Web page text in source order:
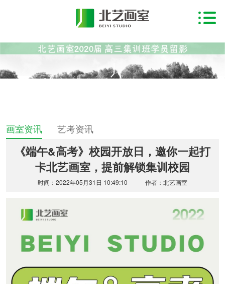
画室资讯 艺考资讯
《端午&高考》校园开放日，邀你一起打
卡北艺画室，提前解锁集训校园
时间：2022年05月31日 10:49:10 作者：北艺画室